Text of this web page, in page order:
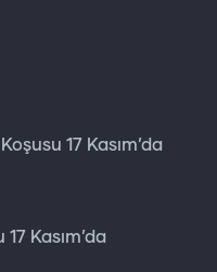
17 Kasım’da
Kasım’da